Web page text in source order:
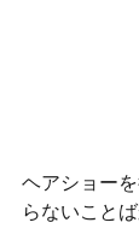
ヘアショー
らないこと